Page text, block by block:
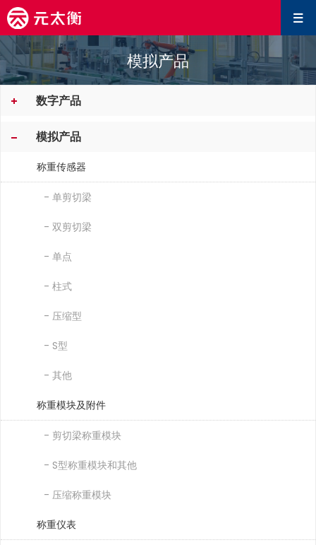
模拟产品
数字产品
模拟产品
称重传感器
- 单剪切梁
- 双剪切梁
- 单点
- 柱式
- 压缩型
- S型
- 其他
称重模块及附件
- 剪切梁称重模块
- S型称重模块和其他
- 压缩称重模块
称重仪表